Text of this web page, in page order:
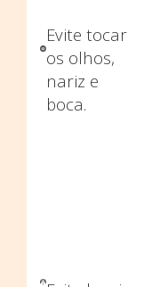
Evite tocar
os olhos,
nariz e
boca.